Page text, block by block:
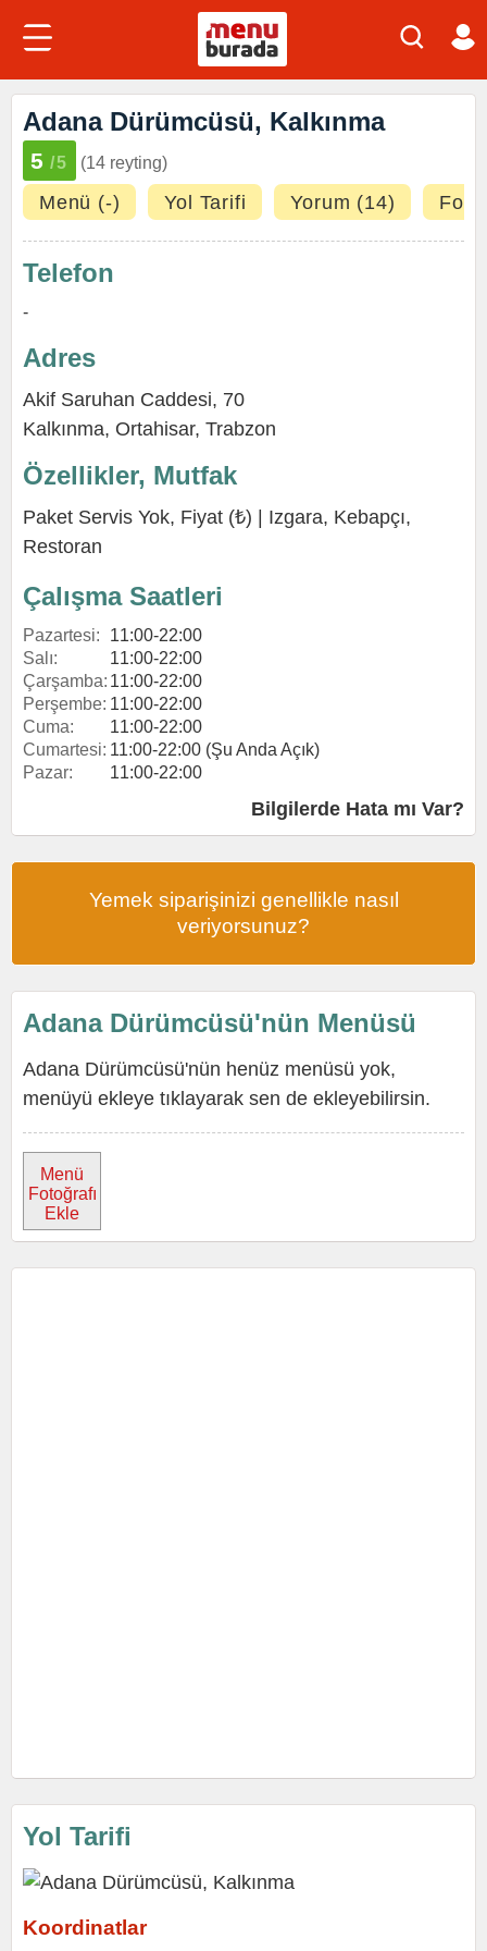
Adana Dürümcüsü, Kalkınma
5 /5 (14 reyting)
Menü (-) Yol Tarifi Yorum (14)
Telefon
-
Adres
Akif Saruhan Caddesi, 70
Kalkınma, Ortahisar, Trabzon
Özellikler, Mutfak
Paket Servis Yok, Fiyat (₺) | Izgara, Kebapçı,
Restoran
Çalışma Saatleri
Pazartesi:
11:00-22:00
Salı:
11:00-22:00
Çarşamba: 11:00-22:00
Perşembe: 11:00-22:00
Cuma:
11:00-22:00
Cumartesi: 11:00-22:00 (Şu Anda Açık)
Pazar:
11:00-22:00
Bilgilerde Hata mı Var?
Yemek siparişinizi genellikle nasıl
veriyorsunuz?
Adana Dürümcüsü'nün Menüsü
Adana Dürümcüsü'nün henüz menüsü yok,
menüyü ekleye tıklayarak sen de ekleyebilirsin.
Menü
Fotoğrafı
Ekle
Yol Tarifi
Koordinatlar